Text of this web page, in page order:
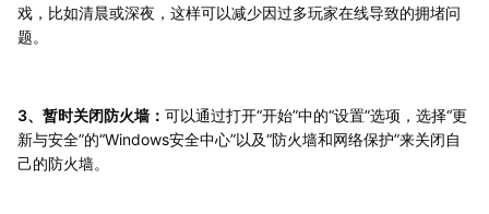
戏，比如清晨或深夜，这样可以减少因过多玩家在线导致的拥堵问
题。
3、暂时关闭防火墙： 可以通过打开“开始”中的“设置”选项，选择“更
新与安全”的“Windows安全中心”以及“防火墙和网络保护”来关闭自
己的防火墙。